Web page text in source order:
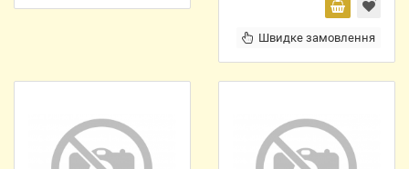
Швидке замовлення